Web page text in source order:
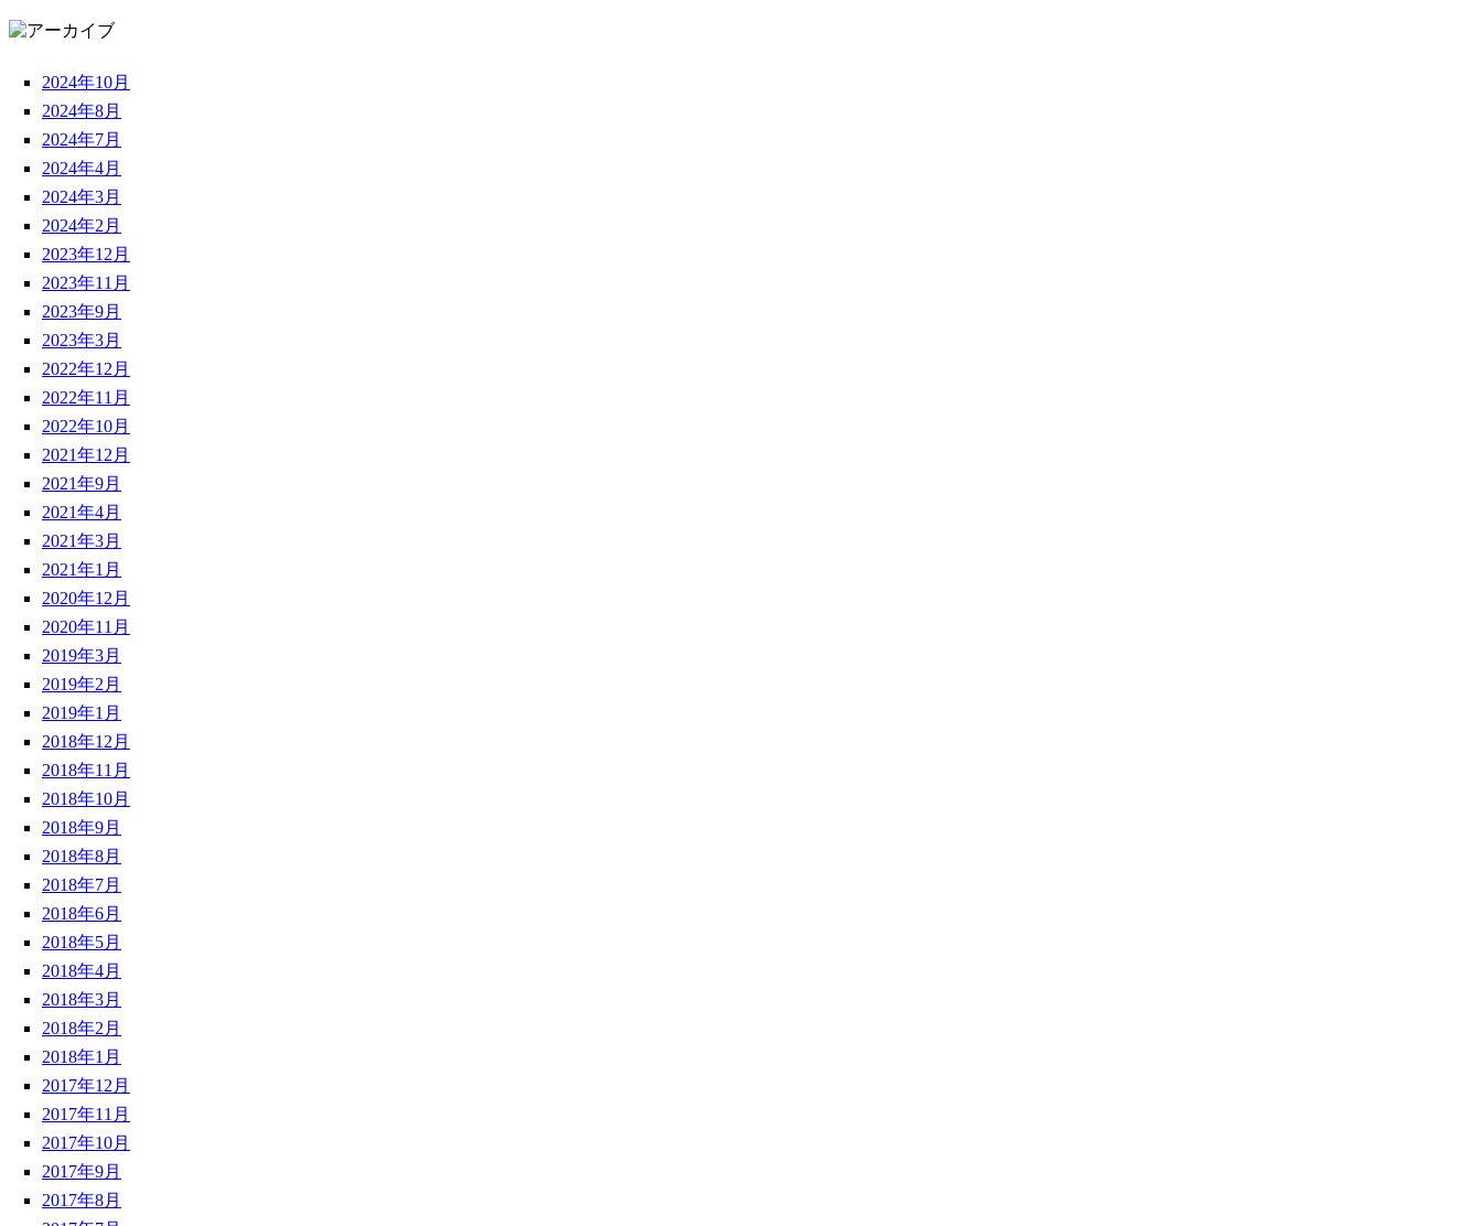
2024年10月
2024年8月
2024年7月
2024年4月
2024年3月
2024年2月
2023年12月
2023年11月
2023年9月
2023年3月
2022年12月
2022年11月
2022年10月
2021年12月
2021年9月
2021年4月
2021年3月
2021年1月
2020年12月
2020年11月
2019年3月
2019年2月
2019年1月
2018年12月
2018年11月
2018年10月
2018年9月
2018年8月
2018年7月
2018年6月
2018年5月
2018年4月
2018年3月
2018年2月
2018年1月
2017年12月
2017年11月
2017年10月
2017年9月
2017年8月